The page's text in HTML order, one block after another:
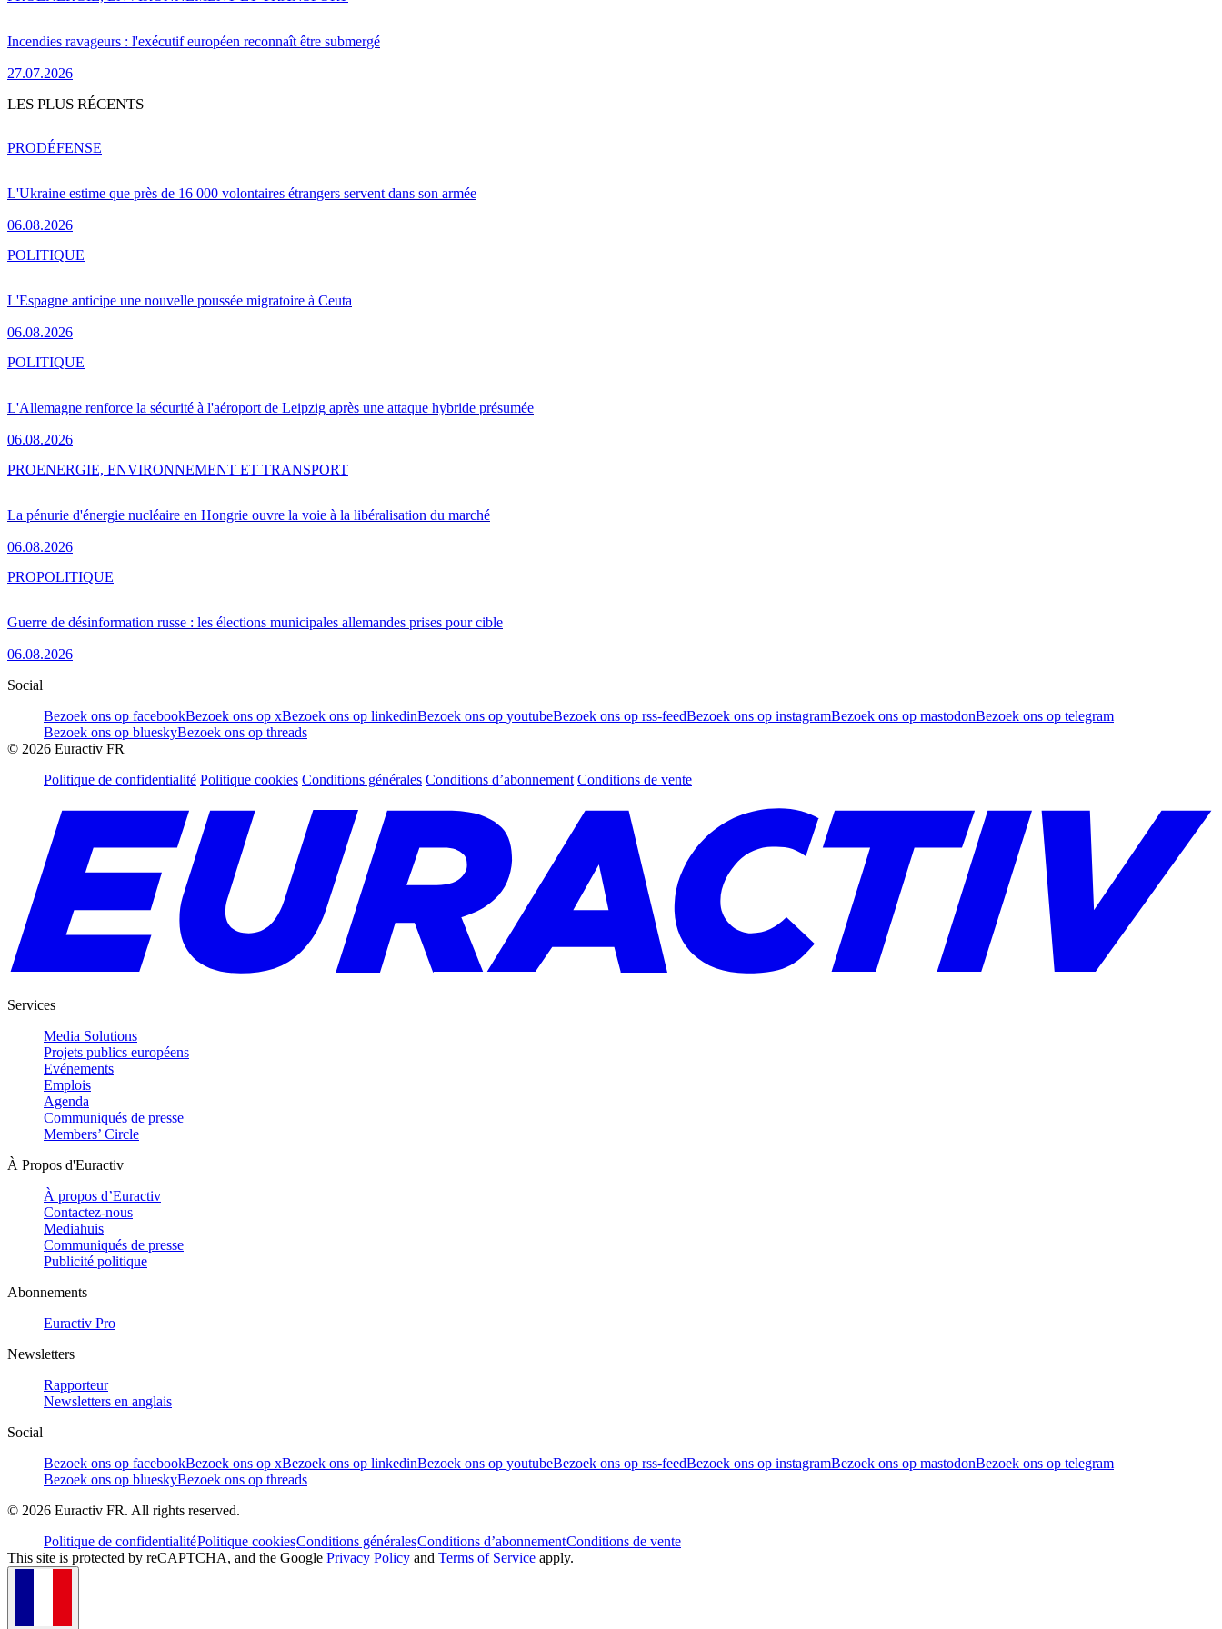
Incendies ravageurs : l'exécutif européen reconnaît être submergé
27.07.2026
LES PLUS RÉCENTS
L'Ukraine estime que près de 16 000 volontaires étrangers servent dans son armée
06.08.2026
PRODÉFENSE
L'Espagne anticipe une nouvelle poussée migratoire à Ceuta
06.08.2026
POLITIQUE
L'Allemagne renforce la sécurité à l'aéroport de Leipzig après une attaque hybride présumée
06.08.2026
POLITIQUE
La pénurie d'énergie nucléaire en Hongrie ouvre la voie à la libéralisation du marché
06.08.2026
PROENERGIE, ENVIRONNEMENT ET TRANSPORT
Guerre de désinformation russe : les élections municipales allemandes prises pour cible
06.08.2026
PROPOLITIQUE
Social
Bezoek ons op facebookBezoek ons op xBezoek ons op linkedinBezoek ons op youtubeBezoek ons op rss-feedBezoek ons op instagramBezoek ons op mastodonBezoek ons op telegram
Bezoek ons op blueskyBezoek ons op threads
© 2026 Euractiv FR
Politique de confidentialité Politique cookies Conditions générales Conditions d’abonnement Conditions de vente
Services
Media Solutions
Projets publics européens
Evénements
Emplois
Agenda
Communiqués de presse
Members’ Circle
À Propos d'Euractiv
À propos d’Euractiv
Contactez-nous
Mediahuis
Communiqués de presse
Publicité politique
Abonnements
Euractiv Pro
Newsletters
Rapporteur
Newsletters en anglais
Social
Bezoek ons op facebookBezoek ons op xBezoek ons op linkedinBezoek ons op youtubeBezoek ons op rss-feedBezoek ons op instagramBezoek ons op mastodonBezoek ons op telegram
Bezoek ons op blueskyBezoek ons op threads
© 2026 Euractiv FR. All rights reserved.
Politique de confidentialitéPolitique cookiesConditions généralesConditions d’abonnementConditions de vente
This site is protected by reCAPTCHA, and the Google Privacy Policy and Terms of Service apply.